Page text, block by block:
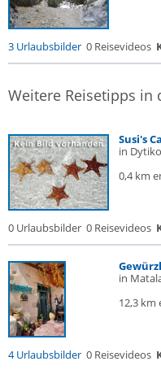
3 Urlaubsbilder 0 Reisevideos
Weitere Reisetipps in
Susi's
in Dytiko
0,4 km
0 Urlaubsbilder 0 Reisevideos
in
12,3
4 Urlaubsbilder 0 Reisevideos